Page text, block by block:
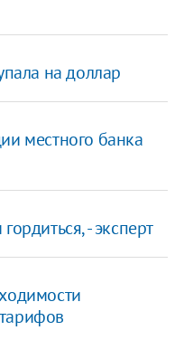
на доллар
местного банка
- эксперт